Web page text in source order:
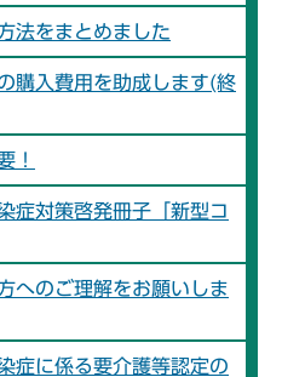
法をまとめました
購入費用を助成します(終
！
症対策啓発冊子「新型コ
へのご理解をお願いしま
症に係る要介護等認定の